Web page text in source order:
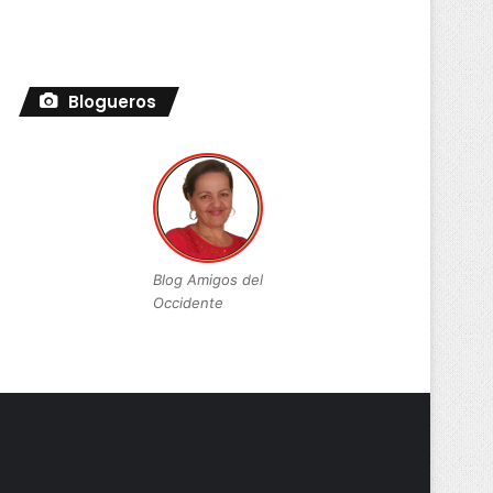
Blogueros
Blog Amigos del
Occidente